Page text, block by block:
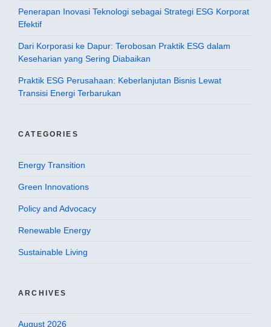
Penerapan Inovasi Teknologi sebagai Strategi ESG Korporat
Efektif
Dari Korporasi ke Dapur: Terobosan Praktik ESG dalam
Keseharian yang Sering Diabaikan
Praktik ESG Perusahaan: Keberlanjutan Bisnis Lewat
Transisi Energi Terbarukan
CATEGORIES
Energy Transition
Green Innovations
Policy and Advocacy
Renewable Energy
Sustainable Living
ARCHIVES
August 2026